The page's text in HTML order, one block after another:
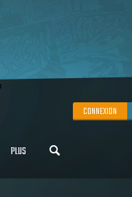
CONNEXION
PLUS